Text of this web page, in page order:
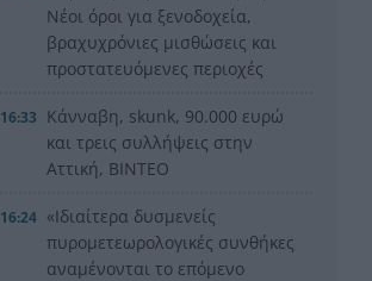
Νέοι όροι για ξενοδοχεία,
βραχυχρόνιες μισθώσεις και
προστατευόμενες περιοχές
16:33 Κάνναβη, skunk, 90.000 ευρώ
και τρεις συλλήψεις στην
Αττική, ΒΙΝΤΕΟ
16:24 «Ιδιαίτερα δυσμενείς
πυρομετεωρολογικές συνθήκες
αναμένονται το επόμενο